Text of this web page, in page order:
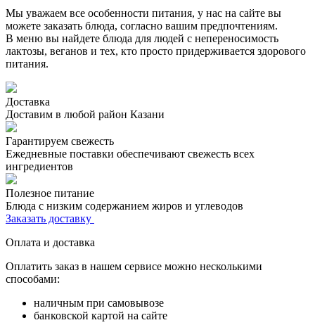
Мы уважаем все особенности питания, у нас на сайте вы
можете заказать блюда, согласно вашим предпочтениям.
В меню вы найдете блюда для людей с непереносимость
лактозы, веганов и тех, кто просто придерживается здорового
питания.
Доставка
Доставим в любой район Казани
Гарантируем свежесть
Ежедневные поставки обеспечивают свежесть всех
ингредиентов
Полезное питание
Блюда с низким содержанием жиров и углеводов
Заказать доставку
Оплата и доставка
Оплатить заказ в нашем сервисе можно несколькими
способами:
наличным при самовывозе
банковской картой на сайте